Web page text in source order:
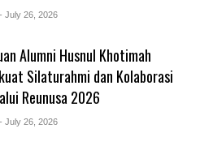
- July 26, 2026
Alumni Husnul Khotimah
Silaturahmi dan Kolaborasi
Reunusa 2026
- July 26, 2026